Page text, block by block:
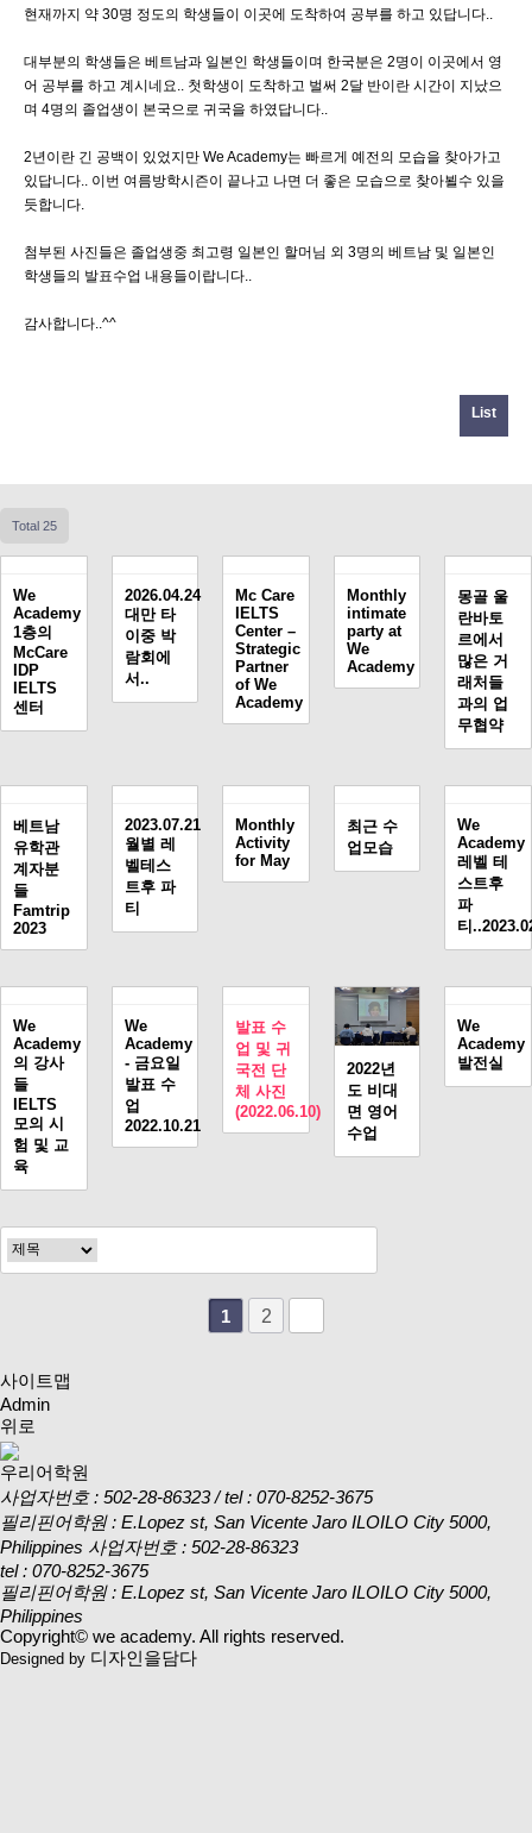
현재까지 약 30명 정도의 학생들이 이곳에 도착하여 공부를 하고 있답니다..
대부분의 학생들은 베트남과 일본인 학생들이며 한국분은 2명이 이곳에서 영
어 공부를 하고 계시네요.. 첫학생이 도착하고 벌써 2달 반이란 시간이 지났으
며 4명의 졸업생이 본국으로 귀국을 하였답니다..
2년이란 긴 공백이 있었지만 We Academy는 빠르게 예전의 모습을 찾아가고
있답니다.. 이번 여름방학시즌이 끝나고 나면 더 좋은 모습으로 찾아뵐수 있을
듯합니다.
첨부된 사진들은 졸업생중 최고령 일본인 할머님 외 3명의 베트남 및 일본인
학생들의 발표수업 내용들이랍니다..
감사합니다..^^
List
Total 25
We
Academy
1층의
McCare
IDP
IELTS
센터
2026.04.24
대만 타
이중 박
람회에
서..
Mc Care
IELTS
Center –
Strategic
Partner
of We
Academy
Monthly
intimate
party at
We
Academy
몽골 울
란바토
르에서
많은 거
래처들
과의 업
무협약
베트남
유학관
계자분
들
Famtrip
2023
2023.07.21
월별 레
벨테스
트후 파
티
Monthly
Activity
for May
최근 수
업모습
We
Academy
레벨 테
스트후
파
티
We
Academy
의 강사
들
IELTS
모의 시
험 및 교
육
We
Academy
- 금요일
발표 수
업
2022.10.21
발표 수
업 및 귀
국전 단
체 사진
(2022.06.10)
2022년
도 비대
면 영어
수업
We
Academy
발전실
1 2
사이트맵
Admin
위로
우리어학원
사업자번호 : 502-28-86323 / tel : 070-8252-3675
필리핀어학원 : E.Lopez st, San Vicente Jaro ILOILO City 5000,
Philippines 사업자번호 : 502-28-86323
tel : 070-8252-3675
필리핀어학원 : E.Lopez st, San Vicente Jaro ILOILO City 5000,
Philippines
Copyright© we academy. All rights reserved.
Designed by 디자인을담다